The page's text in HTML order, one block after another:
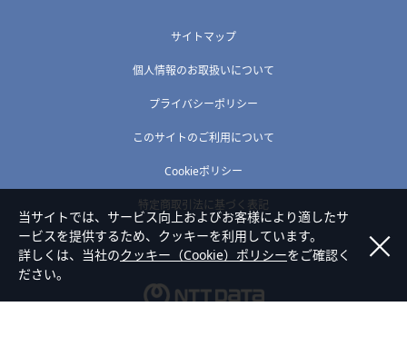
サイトマップ
個人情報のお取扱いについて
プライバシーポリシー
このサイトのご利用について
Cookieポリシー
特定商取引法に基づく表記
当サイトでは、サービス向上およびお客様により適したサ
ービスを提供するため、クッキーを利用しています。
詳しくは、当社のクッキー（Cookie）ポリシーをご確認く
ださい。